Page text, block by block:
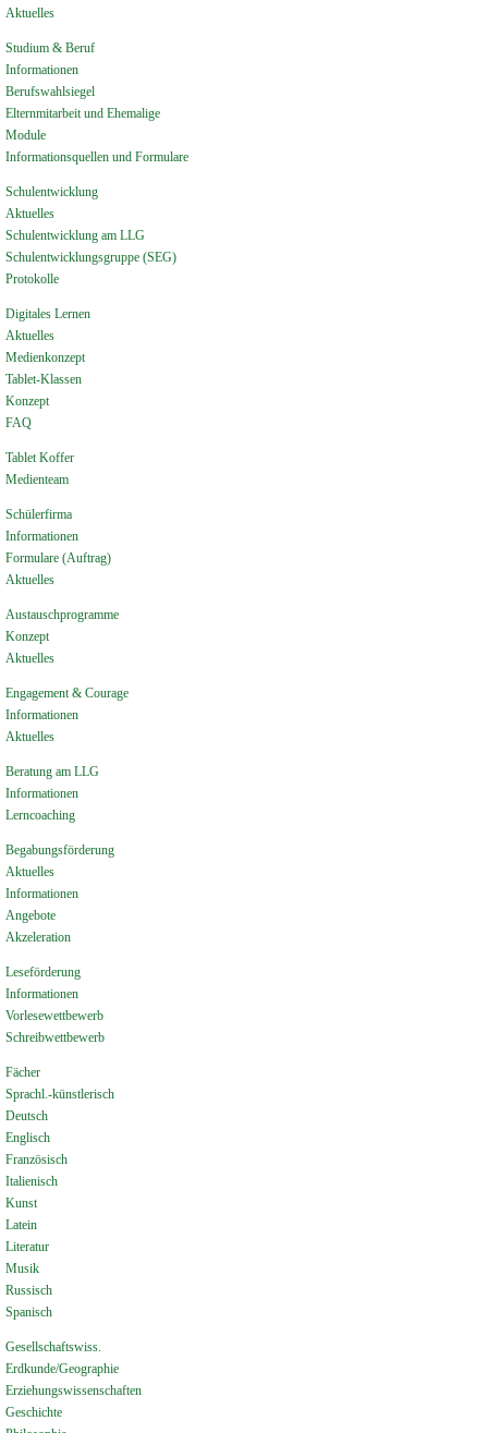
Aktuelles
Studium & Beruf
Informationen
Berufswahlsiegel
Elternmitarbeit und Ehemalige
Module
Informationsquellen und Formulare
Schulentwicklung
Aktuelles
Schulentwicklung am LLG
Schulentwicklungsgruppe (SEG)
Protokolle
Digitales Lernen
Aktuelles
Medienkonzept
Tablet-Klassen
Konzept
FAQ
Tablet Koffer
Medienteam
Schülerfirma
Informationen
Formulare (Auftrag)
Aktuelles
Austauschprogramme
Konzept
Aktuelles
Engagement & Courage
Informationen
Aktuelles
Beratung am LLG
Informationen
Lerncoaching
Begabungsförderung
Aktuelles
Informationen
Angebote
Akzeleration
Leseförderung
Informationen
Vorlesewettbewerb
Schreibwettbewerb
Fächer
Sprachl.-künstlerisch
Deutsch
Englisch
Französisch
Italienisch
Kunst
Latein
Literatur
Musik
Russisch
Spanisch
Gesellschaftswiss.
Erdkunde/Geographie
Erziehungswissenschaften
Geschichte